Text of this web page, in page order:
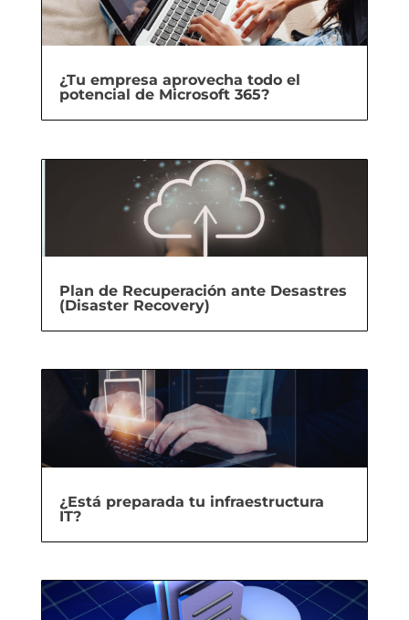
¿Tu empresa aprovecha todo el
potencial de Microsoft 365?
Plan de Recuperación ante Desastres
(Disaster Recovery)
¿Está preparada tu infraestructura
IT?